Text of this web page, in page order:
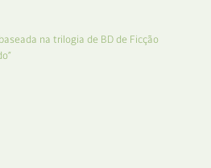
na trilogia de BD de Ficção